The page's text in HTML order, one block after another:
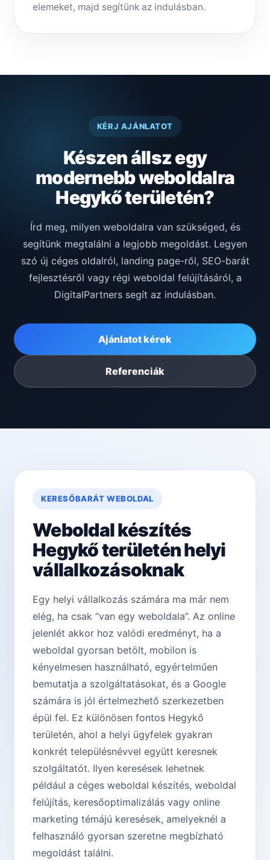
elemeket, majd segítünk az indulásban.
KÉRJ AJÁNLATOT
Készen állsz egy
modernebb weboldalra
Hegykő területén?
Írd meg, milyen weboldalra van szükséged, és
segítünk megtalálni a legjobb megoldást. Legyen
szó új céges oldalról, landing page-ről, SEO-barát
fejlesztésről vagy régi weboldal felújításáról, a
DigitalPartners segít az indulásban.
Ajánlatot kérek
Referenciák
KERESŐBARÁT WEBOLDAL
Weboldal készítés
Hegykő területén helyi
vállalkozásoknak
Egy helyi vállalkozás számára ma már nem
elég, ha csak “van egy weboldala”. Az online
jelenlét akkor hoz valódi eredményt, ha a
weboldal gyorsan betölt, mobilon is
kényelmesen használható, egyértelműen
bemutatja a szolgáltatásokat, és a Google
számára is jól értelmezhető szerkezetben
épül fel. Ez különösen fontos Hegykő
területén, ahol a helyi ügyfelek gyakran
konkrét településnévvel együtt keresnek
szolgáltatót. Ilyen keresések lehetnek
például a céges weboldal készítés, weboldal
felújítás, keresőoptimalizálás vagy online
marketing témájú keresések, amelyeknél a
felhasználó gyorsan szeretne megbízható
megoldást találni.